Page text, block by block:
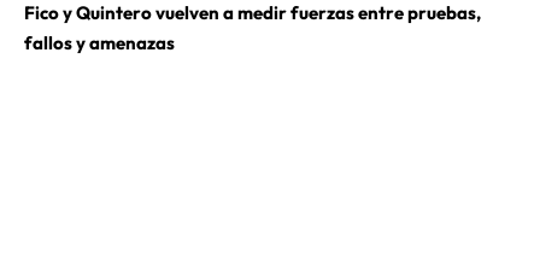
Fico y Quintero vuelven a medir fuerzas entre pruebas,
fallos y amenazas